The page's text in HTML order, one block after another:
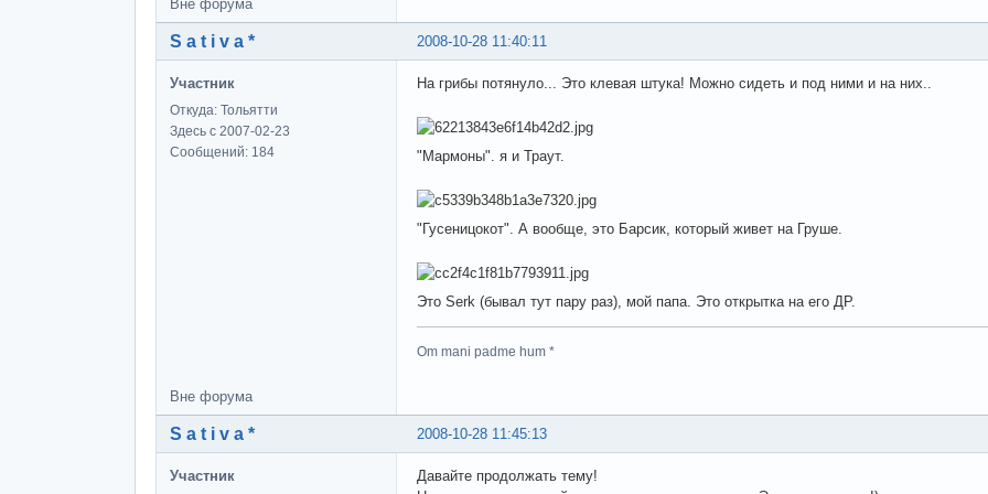
Вне форума
2008-10-28 11:40:11
S a t i v a *
Участник
Откуда: Тольятти
Здесь с 2007-02-23
Сообщений: 184
На грибы потянуло... Это клевая штука! Можно сидеть и под ними и на них..
"Мармоны". я и Траут.
"Гусеницокот". А вообще, это Барсик, который живет на Груше.
Это Serk (бывал тут пару раз), мой папа. Это открытка на его ДР.
Om mani padme hum *
Вне форума
2008-10-28 11:45:13
S a t i v a *
Участник
Давайте продолжать тему!